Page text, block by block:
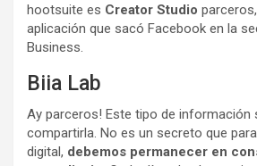
hootsuite es Creator Studio
aplicación que sacó Facebook en la
Business.
Biia Lab
Ay parceros! Este tipo de información
compartirla. No es un secreto que
digital, debemos permanecer en